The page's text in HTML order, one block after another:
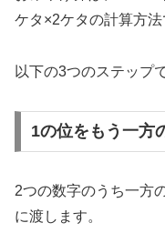
ケタ×2ケタの計算方法
以下の3つのステップ
1の位をもう一方
2つの数字のうち一方
に渡します。